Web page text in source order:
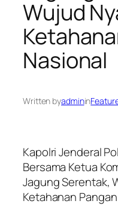
Wujud
Nasional
Written byadminin
Kapolri Jenderal
Bersama Ketua
Jagung Serentak,
Ketahanan